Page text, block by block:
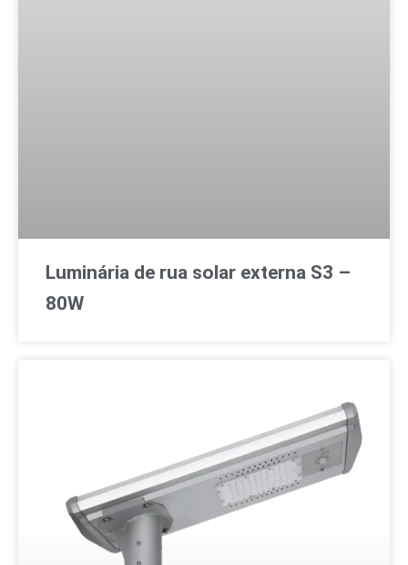
Luminária de rua solar externa S3 –
80W